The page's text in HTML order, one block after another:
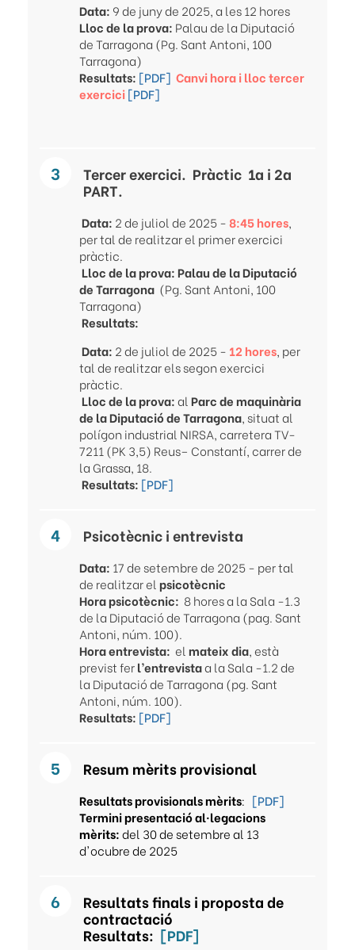
Data: 9 de juny de 2025, a les 12 hores
Lloc de la prova: Palau de la Diputació
de Tarragona (Pg. Sant Antoni, 100
Tarragona)
Resultats: [PDF] Canvi hora i lloc tercer
exercici[PDF]
Tercer exercici. Pràctic 1a i 2a
PART.
Data: 2 de juliol de 2025 -8:45 hores,
per tal de realitzar el primer exercici
pràctic.
Lloc de la prova: Palau de la Diputació
de Tarragona (Pg. Sant Antoni, 100
Tarragona)
Resultats:
Data: 2 de juliol de 2025 - 12 hores, per
tal de realitzar els segon exercici
pràctic.
Lloc de la prova:al Parc de maquinària
de la Diputació de Tarragona, situat al
polígon industrial NIRSA, carretera TV-
7211 (PK 3,5) Reus– Constantí, carrer de
la Grassa, 18.
Resultats: [PDF]
Psicotècnic i entrevista
Data: 17 de setembre de 2025 - per tal
de realitzar el psicotècnic
Hora psicotècnic: 8 hores a la Sala -1.3
de la Diputació de Tarragona (pag. Sant
Antoni, núm. 100).
Hora entrevista: el mateix dia, està
previst ferl’entrevistaa la Sala -1.2 de
la Diputació de Tarragona (pg. Sant
Antoni, núm. 100).
Resultats: [PDF]
Resum mèrits provisional
Resultats provisionals mèrits: [PDF]
Termini presentació al·legacions
mèrits:del 30 de setembre al 13
d'ocubre de 2025
Resultats finals i proposta de
contractació
Resultats: [PDF]